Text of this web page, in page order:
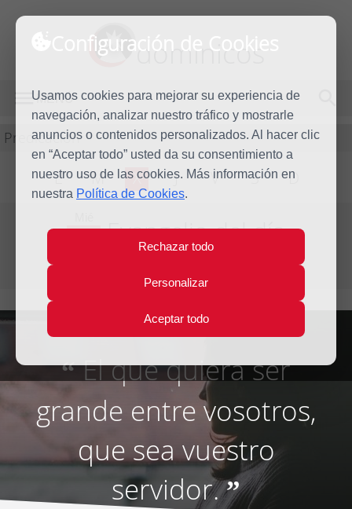
Configuración de Cookies
Usamos cookies para mejorar su experiencia de
navegación, analizar nuestro tráfico y mostrarle
anuncios o contenidos personalizados. Al hacer clic
en “Aceptar todo” usted da su consentimiento a
nuestro uso de las cookies. Más información en
nuestra Política de Cookies.
Rechazar todo
Personalizar
Aceptar todo
dominicos
MENÚ
Predicación
L M X J V S D
7 Evangelio del día
“El que quiera ser
grande entre vosotros,
que sea vuestro
servidor.”